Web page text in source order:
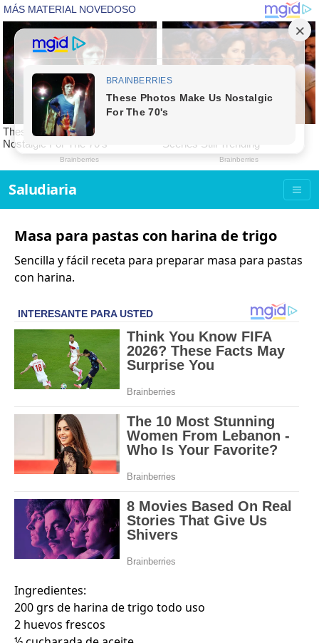
Saludiaria
Masa para pastas con harina de trigo
Sencilla y fácil receta para preparar masa para pastas
con harina.
Ingredientes:
200 grs de harina de trigo todo uso
2 huevos frescos